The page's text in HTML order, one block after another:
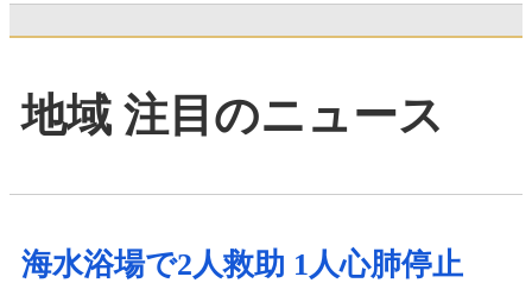
地域 注目のニュース
海水浴場で2人救助 1人心肺停止